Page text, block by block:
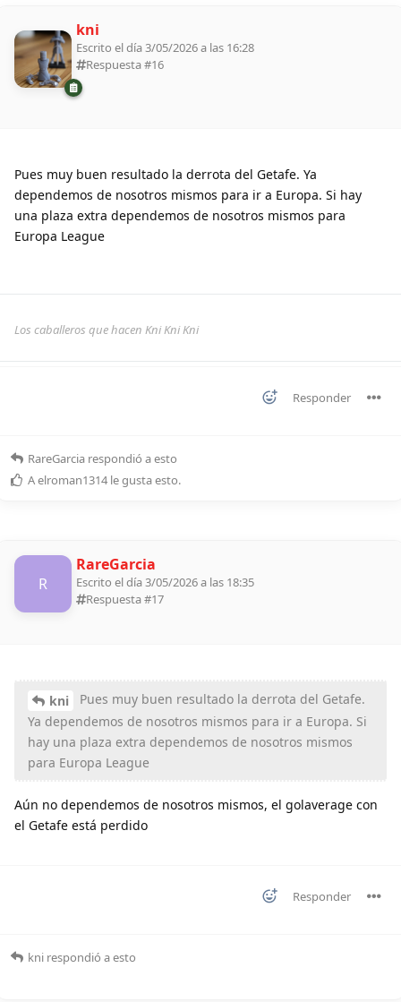
kni
Escrito el día 3/05/2026 a las 16:28
Respuesta #16
Pues muy buen resultado la derrota del Getafe. Ya
dependemos de nosotros mismos para ir a Europa. Si hay
una plaza extra dependemos de nosotros mismos para
Europa League
Los caballeros que hacen Kni Kni Kni
Responder
RareGarcia respondió a esto
Aelroman1314 le gusta esto.
R
RareGarcia
Escrito el día 3/05/2026 a las 18:35
Respuesta #17
kni
Pues muy buen resultado la derrota del Getafe.
Ya dependemos de nosotros mismos para ir a Europa. Si
hay una plaza extra dependemos de nosotros mismos
para Europa League
Aún no dependemos de nosotros mismos, el golaverage con
el Getafe está perdido
Responder
kni respondió a esto